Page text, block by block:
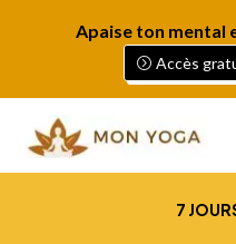
Apaise ton mental
Accès
7